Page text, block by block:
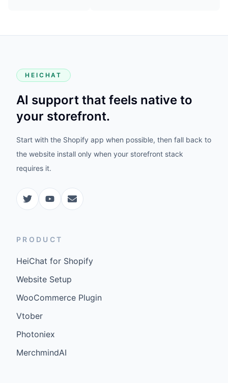
HEICHAT
AI support that feels native to
your storefront.
Start with the Shopify app when possible, then fall back to
the website install only when your storefront stack
requires it.
PRODUCT
HeiChat for Shopify
Website Setup
WooCommerce Plugin
Vtober
Photoniex
MerchmindAI